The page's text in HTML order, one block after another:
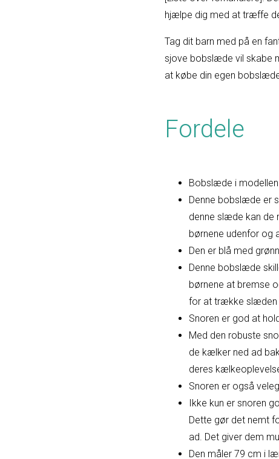
hjælpe dig med at træffe
Tag dit barn med på en
sjove bobslæde vil skabe
at købe din egen
Fordele
Bobslæde i
Denne bobslæde er
denne slæde kan de
børnene udenfor og
Den er blå med
Denne bobslæde
børnene at bremse
for at trække slæden
Snoren er god at
Med den robuste
de kælker ned ad
deres
Snoren er også
Ikke kun er snoren
Dette gør det nemt
ad. Det giver dem
Den måler 79 cm i